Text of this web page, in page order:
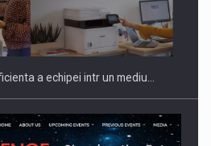
MEDIUL DE AFACERI, ACADEMIC
a echipei intr un mediu…